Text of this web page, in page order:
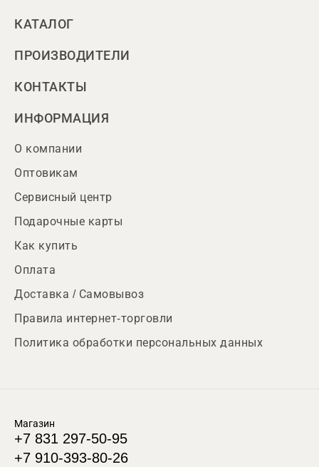
КАТАЛОГ
ПРОИЗВОДИТЕЛИ
КОНТАКТЫ
ИНФОРМАЦИЯ
О компании
Оптовикам
Сервисный центр
Подарочные карты
Как купить
Оплата
Доставка / Самовывоз
Правила интернет-торговли
Политика обработки персональных данных
Магазин
+7 831 297-50-95
+7 910-393-80-26